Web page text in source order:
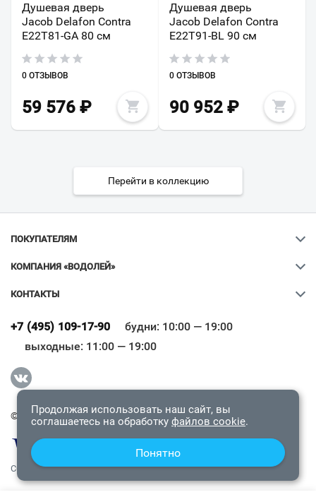
Душевая дверь
Jacob Delafon Contra
E22T81-GA 80 см
0 ОТЗЫВОВ
59 576 ₽
Душевая дверь
Jacob Delafon Contra
E22T91-BL 90 см
0 ОТЗЫВОВ
90 952₽
Перейти в коллекцию
ПОКУПАТЕЛЯМ
КОМПАНИЯ «ВОДОЛЕЙ»
КОНТАКТЫ
+7 (495) 109-17-90
будни: 10:00 — 19:00
выходные: 11:00 — 19:00
© 2009-2026 «Водолей Онлайн». Все права защищены.
СОГЛАШЕНИЕ О КОНФИДЕНЦИАЛЬНОСТИ
Всё верно
Продолжая использовать наш сайт, вы
соглашаетесь на обработку файлов cookie.
Понятно